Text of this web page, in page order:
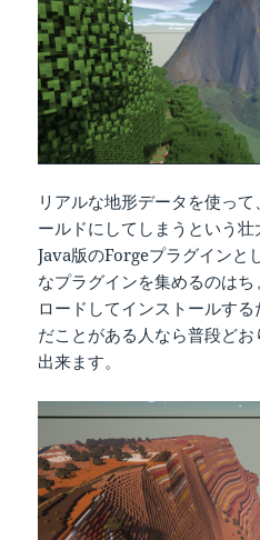
リアルな地形データを使っ
ールドにしてしまうという壮
Java版のForgeプラグインと
なプラグインを集めるのは
ロードしてインストールす
だことがある人なら普段ど
出来ます。